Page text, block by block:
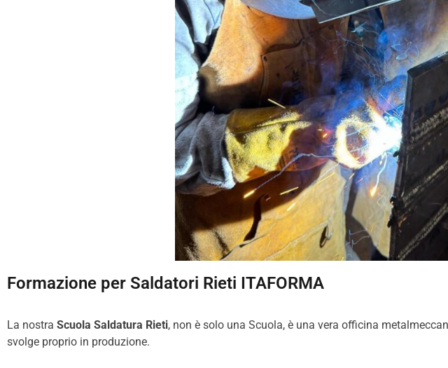
Formazione per Saldatori Rieti ITAFORMA
La nostra Scuola Saldatura Rieti, non è solo una Scuola, è una vera officina
svolge proprio in produzione.